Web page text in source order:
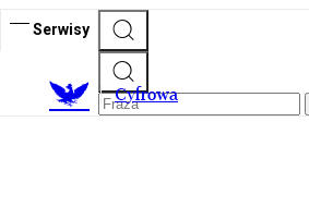
Serwisy
Cyfrowa